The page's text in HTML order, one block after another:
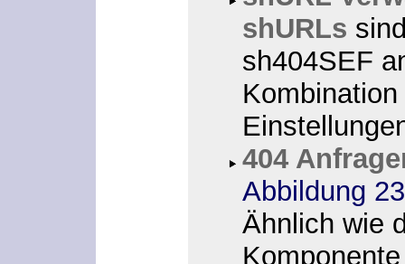
shURLs
sh404SEF
404
Abbildung
Ähnlich wie